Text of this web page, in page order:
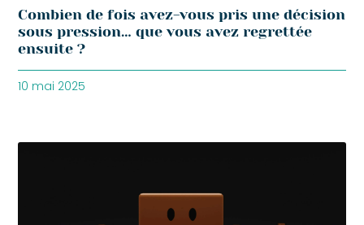
Combien de fois avez-vous pris une décision
sous pression… que vous avez regrettée
ensuite ?
10 mai 2025